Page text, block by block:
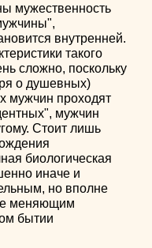
мужественность
внутренней.
такого
сложно, поскольку
о душевных)
мужчин проходят
мужчин
Стоит лишь
биологическая
иначе и
но вполне
меняющим
бытии